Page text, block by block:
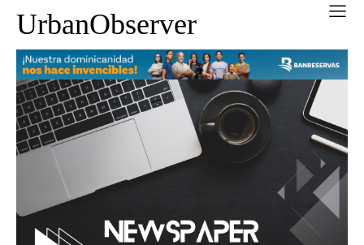
UrbanObserver